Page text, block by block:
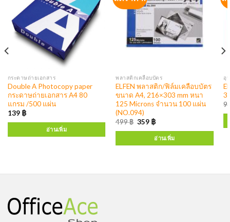
กระดาษถ่ายเอกสาร
Double A Photocopy paper
กระดาษถ่ายเอกสาร A4 80
แกรม /500 แผ่น
139 ฿
อ่านเพิ่ม
พลาสติกเคลือบบัตร
ELFEN พลาสติก/ฟิล์มเคลือบบัตร
ขนาด A4, 216×303 mm หนา
125 Microns จำนวน 100 แผ่น
(NO.094)
499฿ 359 ฿
อ่านเพิ่ม
อุ